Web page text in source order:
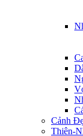
Cảnh
Thiên-